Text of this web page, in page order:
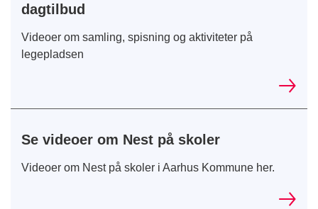
dagtilbud
Videoer om samling, spisning og aktiviteter på
legepladsen
Se videoer om Nest på skoler
Videoer om Nest på skoler i Aarhus Kommune her.